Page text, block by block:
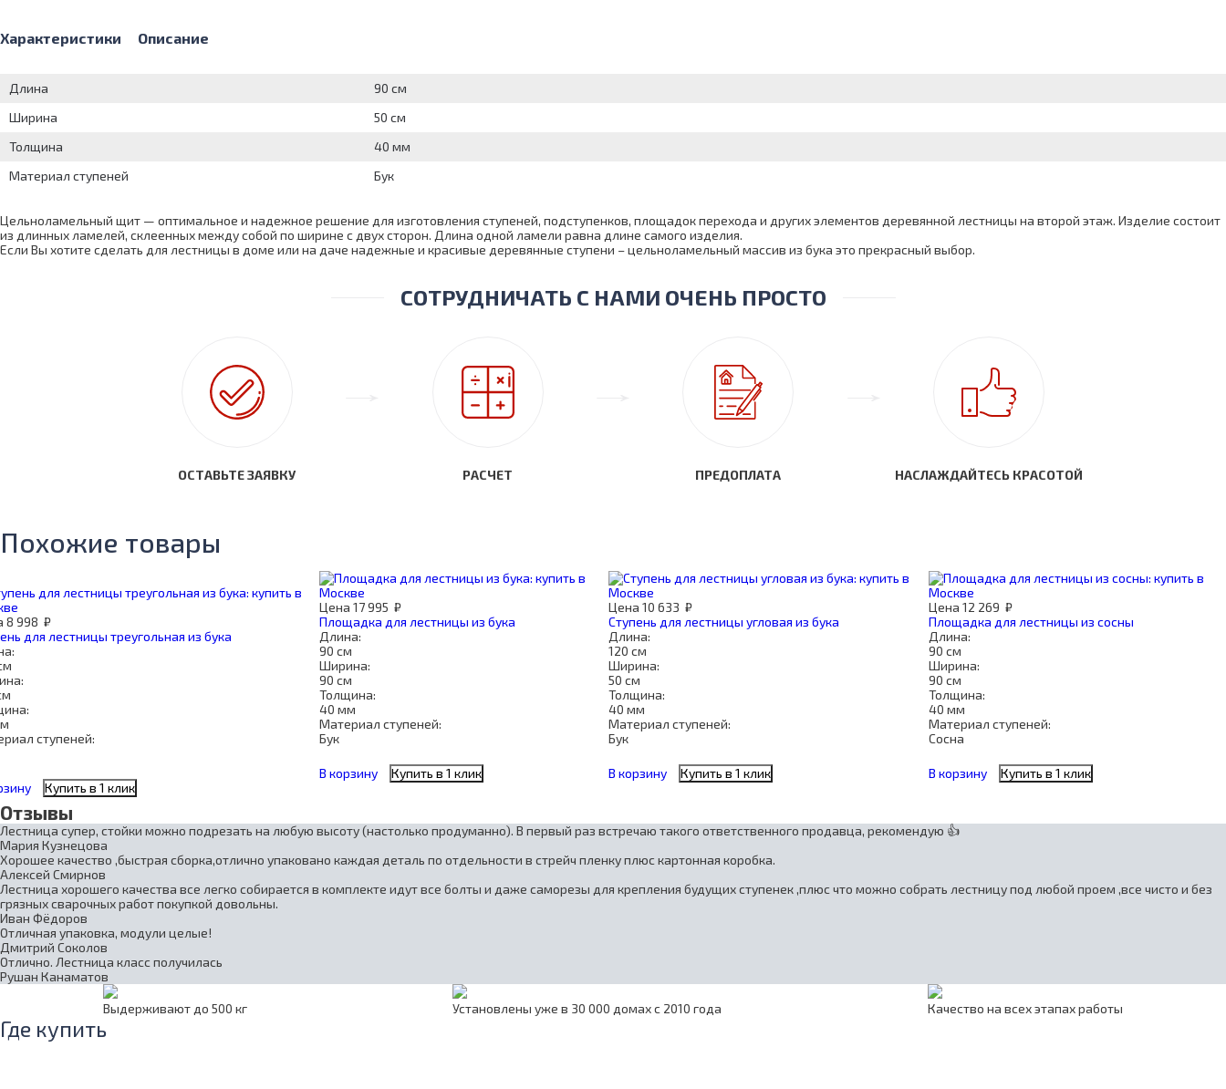
Характеристики Описание
Длина
90 см
Ширина
50 см
Толщина
40 мм
Материал ступеней
Бук
Цельноламельный щит — оптимальное и надежное решение для изготовления ступеней, подступенков, площадок перехода и других элементов деревянной лестницы на второй этаж. Изделие состоит
из длинных ламелей, склеенных между собой по ширине с двух сторон. Длина одной ламели равна длине самого изделия.
Если Вы хотите сделать для лестницы в доме или на даче надежные и красивые деревянные ступени – цельноламельный массив из бука это прекрасный выбор.
СОТРУДНИЧАТЬ С НАМИ ОЧЕНЬ ПРОСТО
ОСТАВЬТЕ ЗАЯВКУ РАСЧЕТ ПРЕДОПЛАТА НАСЛАЖДАЙТЕСЬ КРАСОТОЙ
Похожие товары
8 998 ₽
для лестницы треугольная из бука
ступеней:
Купить в 1 клик
Цена 17 995 ₽
Площадка для лестницы из бука
Длина:
90 см
Ширина:
90 см
Толщина:
40 мм
Материал ступеней:
Бук
В корзину Купить в 1 клик
Цена 10 633 ₽
Ступень для лестницы угловая из бука
Длина:
120 см
Ширина:
50 см
Толщина:
40 мм
Материал ступеней:
Бук
В корзину Купить в 1 клик
Цена12 269 ₽
Площадка для лестницы из сосны
Длина:
90 см
Ширина:
90 см
Толщина:
40 мм
Материал ступеней:
Сосна
В корзину Купить в 1 клик
Отзывы
Лестница супер, стойки можно подрезать на любую высоту (настолько продуманно). В первый раз встречаю такого ответственного продавца, рекомендую 👍
Мария Кузнецова
Хорошее качество ,быстрая сборка,отлично упаковано каждая деталь по отдельности в стрейч пленку плюс картонная коробка.
Алексей Смирнов
Лестница хорошего качества все легко собирается в комплекте идут все болты и даже саморезы для крепления будущих ступенек ,плюс что можно собрать лестницу под любой проем ,все чисто и без
грязных сварочных работ покупкой довольны.
Иван Фёдоров
Отличная упаковка, модули целые!
Дмитрий Соколов
Отлично. Лестница класс получилась
Рушан Канаматов
Выдерживают до 500 кг Установлены уже в 30 000 домах с 2010 года Качество на всех этапах работы
Где купить